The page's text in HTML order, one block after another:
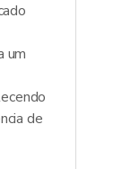
um
de